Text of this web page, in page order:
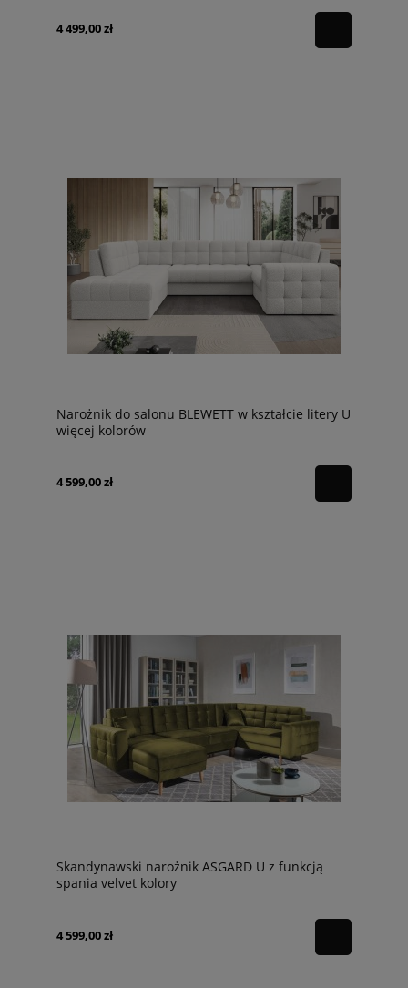
4 499,00 zł
Narożnik do salonu BLEWETT w kształcie litery U
więcej kolorów
4 599,00 zł
Skandynawski narożnik ASGARD U z funkcją
spania velvet kolory
4 599,00 zł